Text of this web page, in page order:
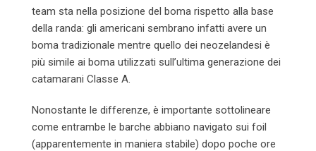
team sta nella posizione del boma rispetto alla base
della randa: gli americani sembrano infatti avere un
boma tradizionale mentre quello dei neozelandesi è
più simile ai boma utilizzati sull’ultima generazione dei
catamarani Classe A.
Nonostante le differenze, è importante sottolineare
come entrambe le barche abbiano navigato sui foil
(apparentemente in maniera stabile) dopo poche ore